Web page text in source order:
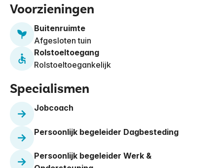
Voorzieningen
Buitenruimte
Afgesloten tuin
Rolstoeltoegang
Rolstoeltoegankelijk
Specialismen
Jobcoach
Persoonlijk begeleider Dagbesteding
Persoonlijk begeleider Werk &